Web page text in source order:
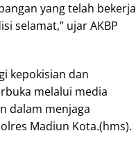
yang telah bekerja
selamat,” ujar AKBP
kepokisian dan
melalui media
dalam menjaga
Madiun Kota.(hms).